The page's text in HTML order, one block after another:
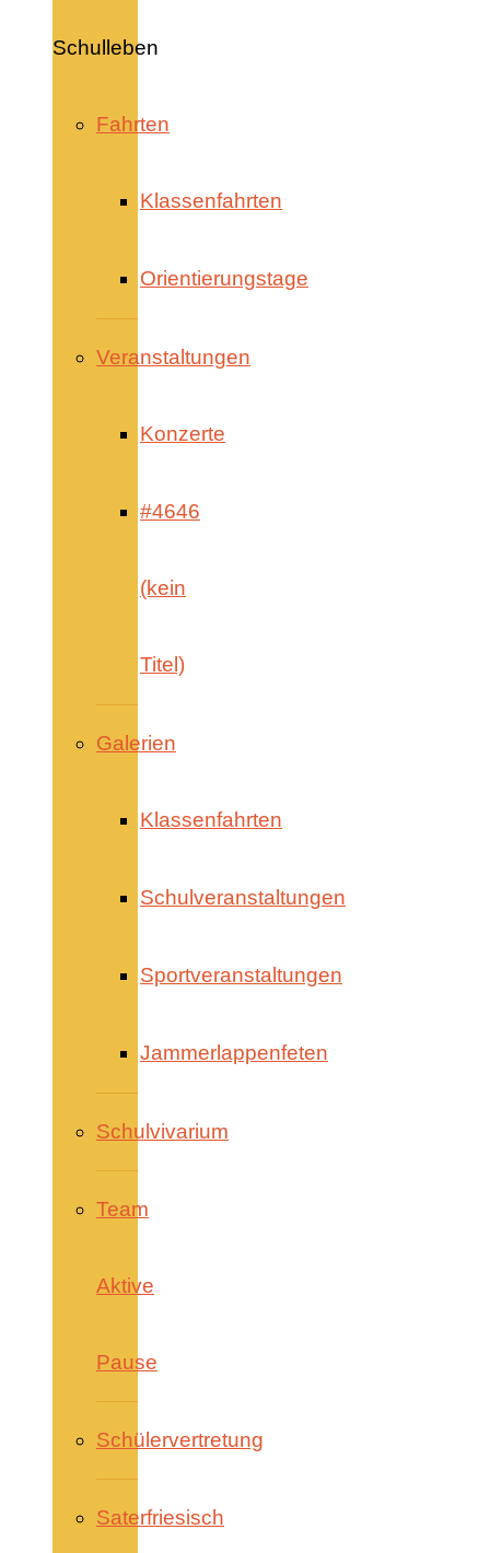
Schulleben
Fahrten
Klassenfahrten
Orientierungstage
Veranstaltungen
Konzerte
#4646
(kein
Titel)
Galerien
Klassenfahrten
Schulveranstaltungen
Sportveranstaltungen
Jammerlappenfeten
Schulvivarium
Team
Aktive
Pause
Schülervertretung
Saterfriesisch